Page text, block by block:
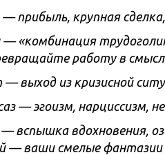
прибыль, крупная
«комбинация
работу в
выход из кризисной
— эгоизм, нарциссизм,
вспышка вдохновения,
— ваши смелые фантазии